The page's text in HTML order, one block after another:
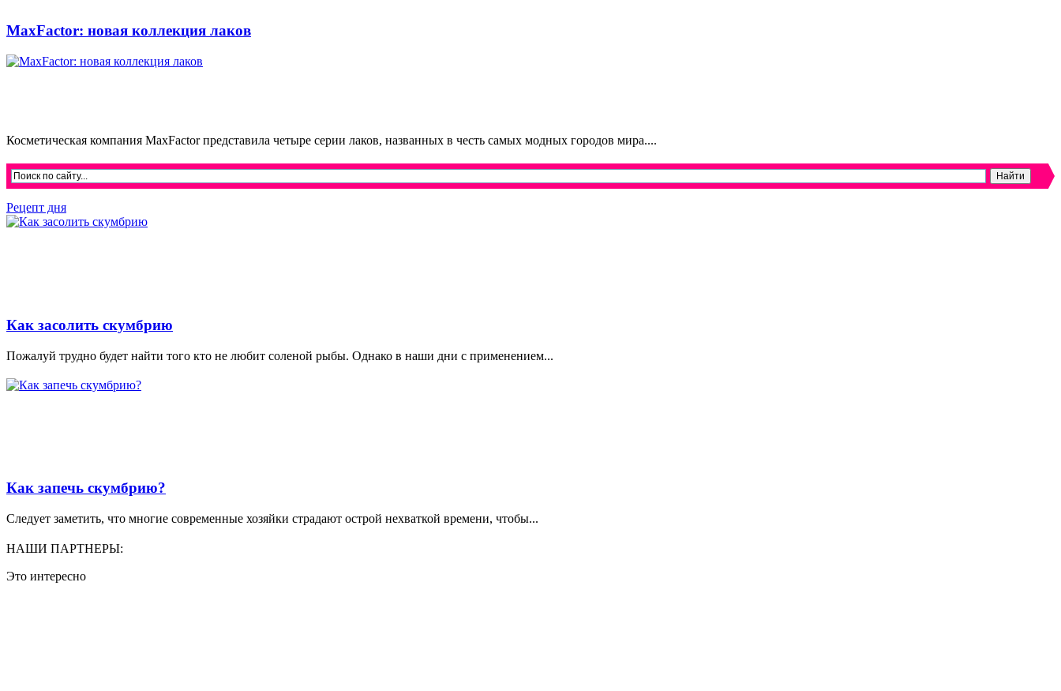
MaxFactor: новая коллекция лаков
Косметическая компания MaxFactor представила четыре серии лаков, названных в честь самых модных городов мира....
Рецепт дня
Как засолить скумбрию
Пожалуй трудно будет найти того кто не любит соленой рыбы. Однако в наши дни с применением...
Как запечь скумбрию?
Следует заметить, что многие современные хозяйки страдают острой нехваткой времени, чтобы...
НАШИ ПАРТНЕРЫ:
Это интересно